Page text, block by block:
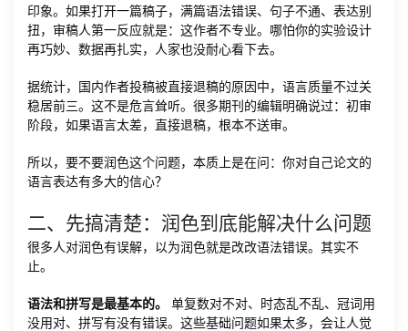
印象。如果打开一篇稿子，满篇语法错误、句子不通、表达别
扭，审稿人第一反应就是：这作者不专业。哪怕你的实验设计
再巧妙、数据再扎实，人家也没耐心看下去。
据统计，国内作者投稿被直接退稿的原因中，语言质量不过关
稳居前三。这不是危言耸听。很多期刊的编辑明确说过：初审
阶段，如果语言太差，直接退稿，根本不送审。
所以，要不要润色这个问题，本质上是在问：你对自己论文的
语言表达有多大的信心？
二、先搞清楚：润色到底能解决什么问题
很多人对润色有误解，以为润色就是改改语法错误。其实不
止。
语法和拼写是最基本的。
单复数对不对、时态乱不乱、冠词用
没用对、拼写有没有错误。这些基础问题如果太多，会让人觉